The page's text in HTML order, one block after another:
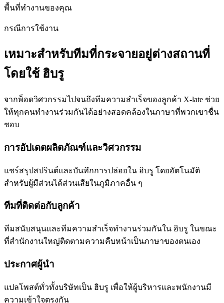
พื้นที่ทำงานของคุณ
กรณีการใช้งาน
เหมาะสำหรับทีมที่กระจายอยู่ต่างสถานที่
โดยใช้ ฮิบรู
จากพ็อดวิศวกรรมไปจนถึงทีมความสำเร็จของลูกค้า X-late ช่วย
ให้ทุกคนทำงานร่วมกันได้อย่างสอดคล้องในภาษาที่พวกเขาชื่น
ชอบ
การอัปเดตผลิตภัณฑ์และวิศวกรรม
แชร์สรุปสปรินต์และบันทึกการปล่อยใน ฮิบรู โดยอัตโนมัติ
สำหรับผู้มีส่วนได้ส่วนเสียในภูมิภาคอื่น ๆ
ทีมที่ติดต่อกับลูกค้า
ทีมสนับสนุนและทีมความสำเร็จทำงานร่วมกันใน ฮิบรู ในขณะ
ที่สำนักงานใหญ่ติดตามความคืบหน้าเป็นภาษาของตนเอง
ประกาศผู้นำ
แปลโพสต์ทั่วทั้งบริษัทเป็น ฮิบรู เพื่อให้ผู้บริหารและพนักงานมี
ความเข้าใจตรงกัน